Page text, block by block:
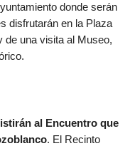
donde serán
disfrutarán en la Plaza
de una visita al Museo,
al Encuentro que
. El Recinto